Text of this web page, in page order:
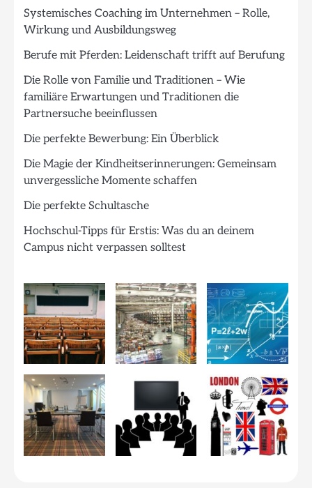
Systemisches Coaching im Unternehmen – Rolle,
Wirkung und Ausbildungsweg
Berufe mit Pferden: Leidenschaft trifft auf Berufung
Die Rolle von Familie und Traditionen – Wie
familiäre Erwartungen und Traditionen die
Partnersuche beeinflussen
Die perfekte Bewerbung: Ein Überblick
Die Magie der Kindheitserinnerungen: Gemeinsam
unvergessliche Momente schaffen
Die perfekte Schultasche
Hochschul-Tipps für Erstis: Was du an deinem
Campus nicht verpassen solltest